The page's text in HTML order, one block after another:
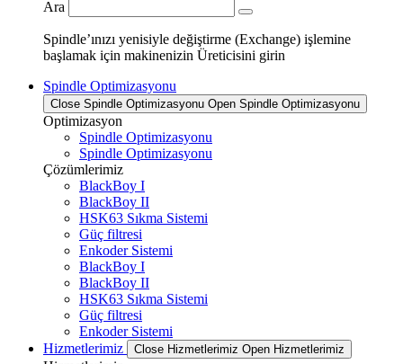
Ara
Spindle’ınızı yenisiyle değiştirme (Exchange) işlemine
başlamak için makinenizin Üreticisini girin
Spindle Optimizasyonu
Close Spindle Optimizasyonu Open Spindle Optimizasyonu
Optimizasyon
Spindle Optimizasyonu
Spindle Optimizasyonu
Çözümlerimiz
BlackBoy I
BlackBoy II
HSK63 Sıkma Sistemi
Güç filtresi
Enkoder Sistemi
BlackBoy I
BlackBoy II
HSK63 Sıkma Sistemi
Güç filtresi
Enkoder Sistemi
Hizmetlerimiz
Close Hizmetlerimiz Open Hizmetlerimiz